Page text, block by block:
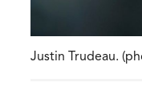
Justin Trudeau.